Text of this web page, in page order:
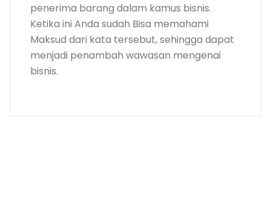
penerima barang dalam kamus bisnis.
Ketika ini Anda sudah Bisa memahami
Maksud dari kata tersebut, sehingga dapat
menjadi penambah wawasan mengenai
bisnis.